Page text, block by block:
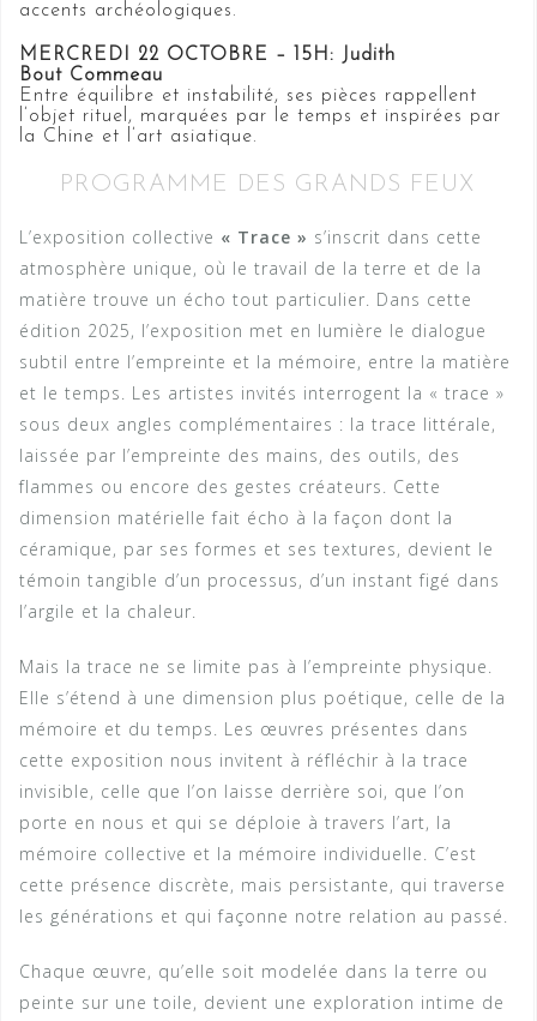
accents archéologiques.
MERCREDI 22 OCTOBRE – 15H: Judith
Bout Commeau
Entre équilibre et instabilité, ses pièces rappellent
l’objet rituel, marquées par le temps et inspirées par
la Chine et l’art asiatique.
PROGRAMME DES GRANDS FEUX
L’exposition collective « Trace » s’inscrit dans cette
atmosphère unique, où le travail de la terre et de la
matière trouve un écho tout particulier. Dans cette
édition 2025, l’exposition met en lumière le dialogue
subtil entre l’empreinte et la mémoire, entre la matière
et le temps. Les artistes invités interrogent la « trace »
sous deux angles complémentaires : la trace littérale,
laissée par l’empreinte des mains, des outils, des
flammes ou encore des gestes créateurs. Cette
dimension matérielle fait écho à la façon dont la
céramique, par ses formes et ses textures, devient le
témoin tangible d’un processus, d’un instant figé dans
l’argile et la chaleur.
Mais la trace ne se limite pas à l’empreinte physique.
Elle s’étend à une dimension plus poétique, celle de la
mémoire et du temps. Les œuvres présentes dans
cette exposition nous invitent à réfléchir à la trace
invisible, celle que l’on laisse derrière soi, que l’on
porte en nous et qui se déploie à travers l’art, la
mémoire collective et la mémoire individuelle. C’est
cette présence discrète, mais persistante, qui traverse
les générations et qui façonne notre relation au passé.
Chaque œuvre, qu’elle soit modelée dans la terre ou
peinte sur une toile, devient une exploration intime de